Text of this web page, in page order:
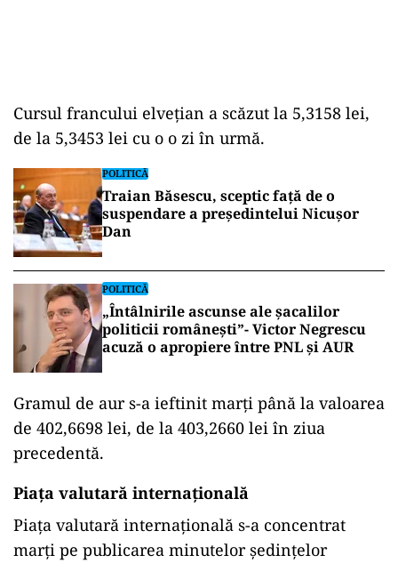
Cursul francului elveţian a scăzut la 5,3158 lei,
de la 5,3453 lei cu o o zi în urmă.
POLITICĂ
Traian Băsescu, sceptic față de o
suspendare a președintelui Nicușor
Dan
POLITICĂ
„Întâlnirile ascunse ale șacalilor
politicii românești”- Victor Negrescu
acuză o apropiere între PNL și AUR
Gramul de aur s-a ieftinit marţi până la valoarea
de 402,6698 lei, de la 403,2660 lei în ziua
precedentă.
Piaţa valutară internaţională
Piaţa valutară internaţională s-a concentrat
marţi pe publicarea minutelor şedinţelor